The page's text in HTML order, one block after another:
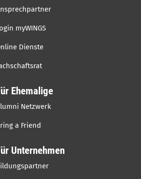
myWINGS
Dienste
Ehemalige
Netzwerk
a Friend
Unternehmen